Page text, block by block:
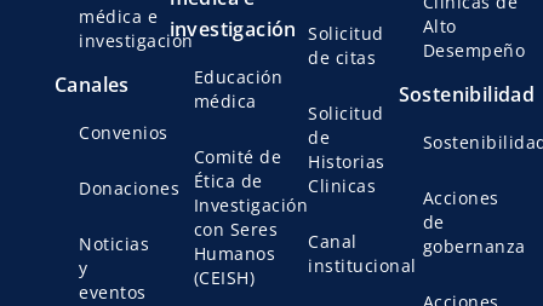
médica e
investigación
Canales
Convenios
Donaciones
Noticias
y
eventos
investigación
Educación
médica
Comité de
Ética de
Investigación
con Seres
Humanos
(CEISH)
Solicitud
de citas
Solicitud
de
Historias
Clinicas
Canal
institucional
Alto
Desempeño
Sostenibilidad
Acciones
de
gobernanza